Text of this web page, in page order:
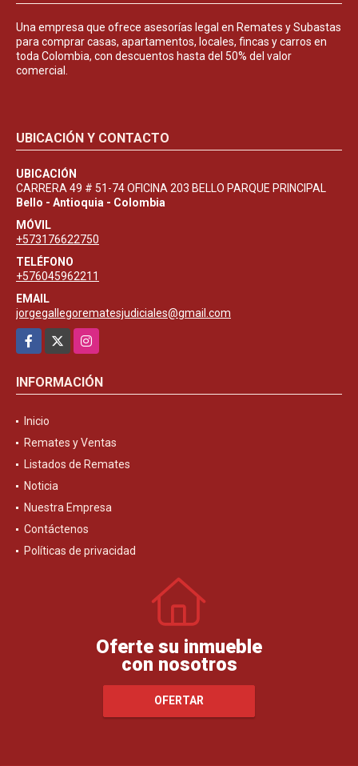
Una empresa que ofrece asesorías legal en Remates y Subastas
para comprar casas, apartamentos, locales, fincas y carros en
toda Colombia, con descuentos hasta del 50% del valor
comercial.
UBICACIÓN Y CONTACTO
UBICACIÓN
CARRERA 49 # 51-74 OFICINA 203 BELLO PARQUE PRINCIPAL
Bello - Antioquia - Colombia
MÓVIL
+573176622750
TELÉFONO
+576045962211
EMAIL
jorgegallegorematesjudiciales@gmail.com
Facebook
Instagram
INFORMACIÓN
Inicio
Remates y Ventas
Listados de Remates
Noticia
Nuestra Empresa
Contáctenos
Políticas de privacidad
Oferte su inmueble
con nosotros
OFERTAR